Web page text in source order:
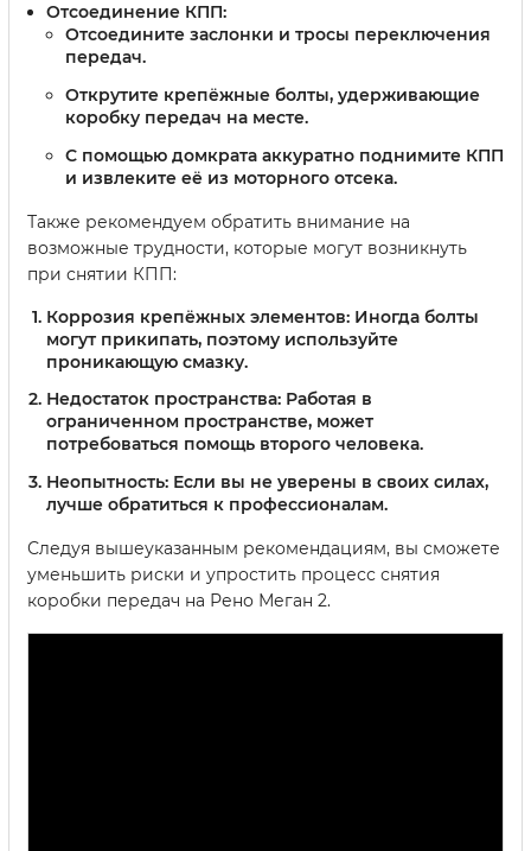
Отсоединение КПП:
Отсоедините заслонки и тросы переключения
передач.
Открутите крепёжные болты, удерживающие
коробку передач на месте.
С помощью домкрата аккуратно поднимите КПП
и извлеките её из моторного отсека.
Также рекомендуем обратить внимание на
возможные трудности, которые могут возникнуть
при снятии КПП:
Коррозия крепёжных элементов: Иногда болты
могут прикипать, поэтому используйте
проникающую смазку.
Недостаток пространства: Работая в
ограниченном пространстве, может
потребоваться помощь второго человека.
Неопытность: Если вы не уверены в своих силах,
лучше обратиться к профессионалам.
Следуя вышеуказанным рекомендациям, вы сможете
уменьшить риски и упростить процесс снятия
коробки передач на Рено Меган 2.